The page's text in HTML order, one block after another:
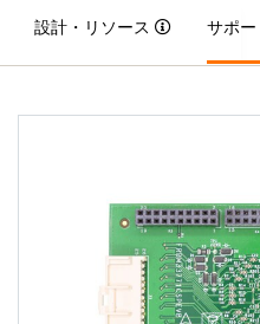
設計・リソース サポー